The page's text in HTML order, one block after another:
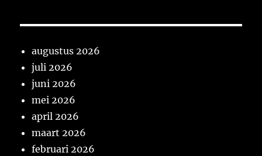
augustus 2026
juli 2026
juni 2026
mei 2026
april 2026
maart 2026
februari 2026